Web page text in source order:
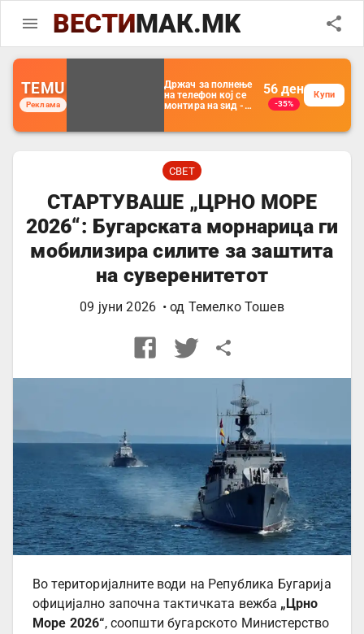
ВЕСТИМАК.MK
TEMU
Реклама
Држач за полнење
на телефон кој се
монтира на ѕид -
организатор за
далечински
управувач
56 ден
-35%
Купи
СВЕТ
СТАРТУВАШЕ „ЦРНО МОРЕ
2026“: Бугарската морнарица ги
мобилизира силите за заштита
на суверенитетот
09 јуни 2026 • од Темелко Тошев
Во територијалните води на Република Бугарија
официјално започна тактичката вежба „Црно
Море 2026“, соопшти бугарското Министерство